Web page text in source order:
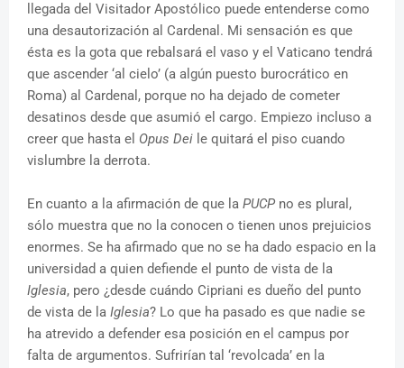
llegada del Visitador Apostólico puede entenderse como
una desautorización al Cardenal. Mi sensación es que
ésta es la gota que rebalsará el vaso y el Vaticano tendrá
que ascender ‘al cielo’ (a algún puesto burocrático en
Roma) al Cardenal, porque no ha dejado de cometer
desatinos desde que asumió el cargo. Empiezo incluso a
creer que hasta el Opus Dei le quitará el piso cuando
vislumbre la derrota.
En cuanto a la afirmación de que la PUCP no es plural,
sólo muestra que no la conocen o tienen unos prejuicios
enormes. Se ha afirmado que no se ha dado espacio en la
universidad a quien defiende el punto de vista de la
Iglesia, pero ¿desde cuándo Cipriani es dueño del punto
de vista de la Iglesia? Lo que ha pasado es que nadie se
ha atrevido a defender esa posición en el campus por
falta de argumentos. Sufrirían tal ‘revolcada’ en la